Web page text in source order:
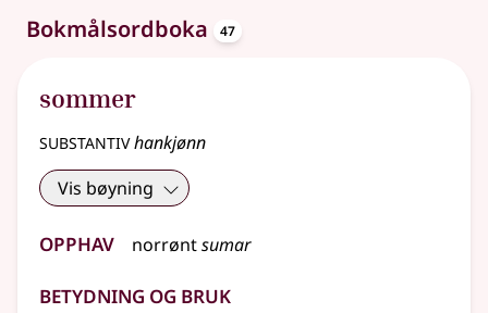
47 treff
Bokmålsordboka 47
sommer
substantivhankjønn
Vis bøyning
Opphav norrøntsumar
Betydning og bruk